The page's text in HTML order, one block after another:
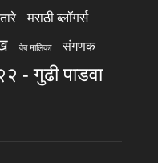
मराठी ब्लॉगर्स
वेब मालिका संगणक
- गुढी पाडवा